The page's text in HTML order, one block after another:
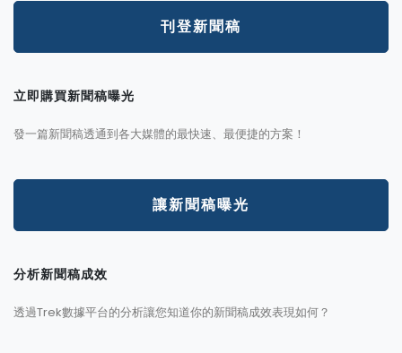
刊登新聞稿
立即購買新聞稿曝光
發一篇新聞稿透通到各大媒體的最快速、最便捷的方案！
讓新聞稿曝光
分析新聞稿成效
透過Trek數據平台的分析讓您知道你的新聞稿成效表現如何？